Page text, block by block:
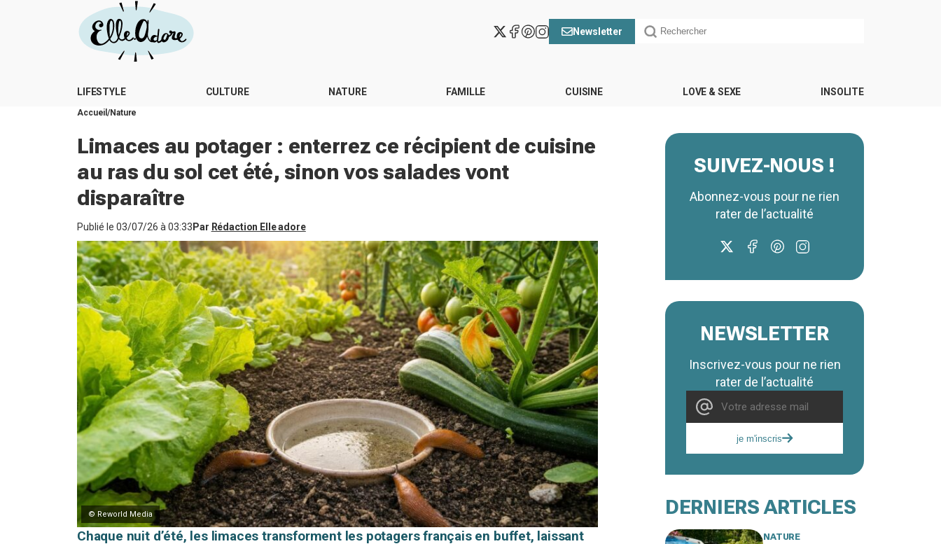
Newsletter
LIFESTYLE CULTURE NATURE FAMILLE CUISINE LOVE & SEXE INSOLITE
Accueil Nature
Limaces au potager : enterrez ce récipient de cuisine
au ras du sol cet été, sinon vos salades vont
disparaître
Publié le 03/07/26 à 03:33 Par Rédaction Elle adore
© Reworld Media
Chaque nuit d’été, les limaces transforment les potagers français en buffet, laissant
SUIVEZ-NOUS !
Abonnez-vous pour ne rien
rater de l’actualité
NEWSLETTER
Inscrivez-vous pour ne rien
rater de l’actualité
je m'inscris
DERNIERS ARTICLES
NATURE